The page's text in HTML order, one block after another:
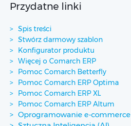
Przydatne linki
Spis treści
Stwórz darmowy szablon
Konfigurator produktu
Więcej o Comarch ERP
Pomoc Comarch Betterfly
Pomoc Comarch ERP Optima
Pomoc Comarch ERP XL
Pomoc Comarch ERP Altum
Oprogramowanie e-commerce